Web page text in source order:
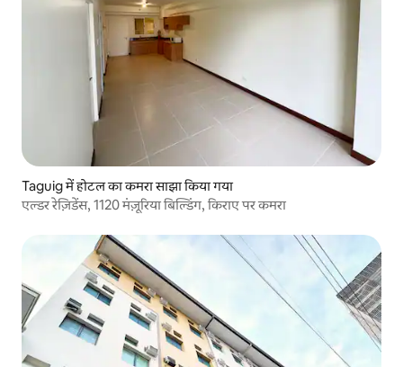
Taguig में होटल का कमरा साझा किया गया
एल्डर रेज़िडेंस, 1120 मंज़ूरिया बिल्डिंग, किराए पर कमरा